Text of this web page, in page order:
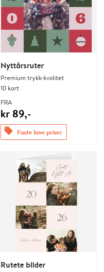
Nyttårsruter
Premium trykk-kvalitet
10 kort
FRA
kr 89,-
offers Faste lave priser
Rutete bilder